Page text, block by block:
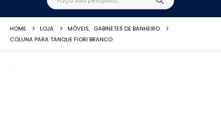
HOME LOJA MÓVEIS, GABINETES DE BANHEIRO
COLUNA PARA TANQUE FIORI BRANCO